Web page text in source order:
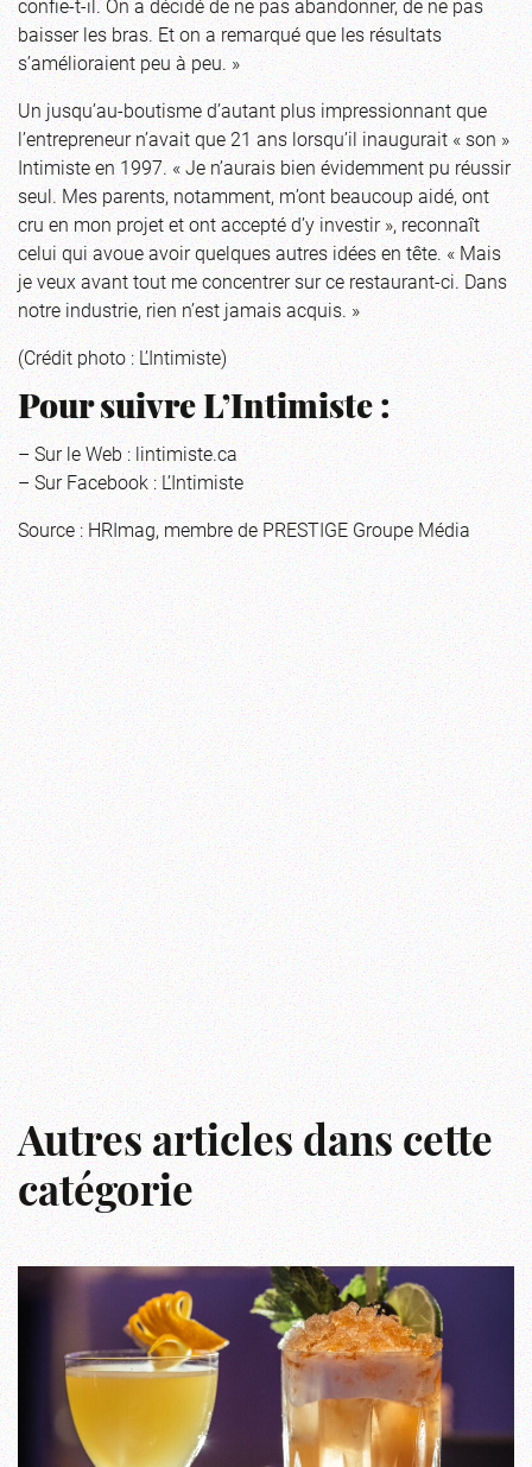
baisser les bras. Et on a remarqué que les résultats
s’amélioraient peu à peu. »
Un jusqu’au-boutisme d’autant plus impressionnant que
l’entrepreneur n’avait que 21 ans lorsqu’il inaugurait « son »
Intimiste en 1997. « Je n’aurais bien évidemment pu réussir
seul. Mes parents, notamment, m’ont beaucoup aidé, ont
cru en mon projet et ont accepté d’y investir », reconnaît
celui qui avoue avoir quelques autres idées en tête. « Mais
je veux avant tout me concentrer sur ce restaurant-ci. Dans
notre industrie, rien n’est jamais acquis. »
(Crédit photo : L’Intimiste)
Pour suivre L’Intimiste :
– Sur le Web :lintimiste.ca
– Sur Facebook :L’Intimiste
Source : HRImag, membre de PRESTIGE Groupe Média
Autres articles dans cette
catégorie